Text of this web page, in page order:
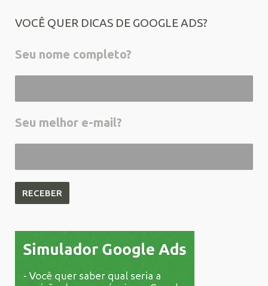
VOCÊ QUER DICAS DE GOOGLE ADS?
Seu nome completo?
Seu melhor e-mail?